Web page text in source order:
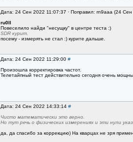
Дата: 24 Сен 2022 11:07:37 · Поправил: rn9aaa (24
ru0ll
Повеселило найди "несущку" в центре теста :)
SDR курит.
посему - измерять не стал :) курите дальше.
Дата: 24 Сен 2022 11:29:00 #
Произошла корректировка частот.
Телетайпный тест действительно сегодня очень
Дата: 24 Сен 2022 14:33:14 #
Чисто математически это верно.
Но тут речь о физических измерениях и эти нули
да, да спасибо за коррекцию) На кварцах не зря